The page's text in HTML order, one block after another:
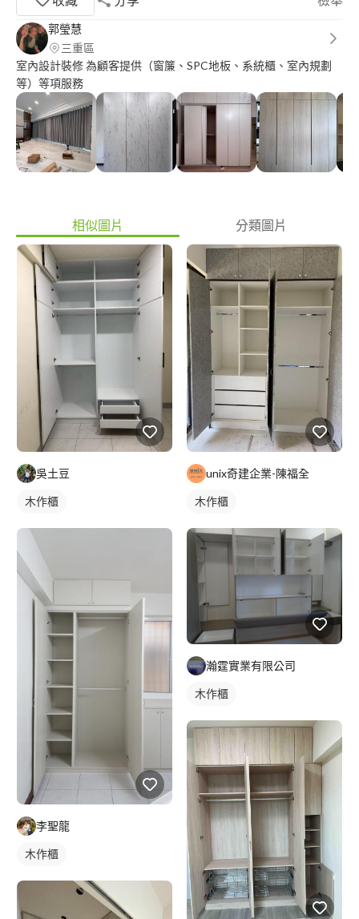
郭瑩慧
三重區
室內設計裝修 為顧客提供（窗簾、SPC地板、系統櫃、室內規劃
等）等項服務
相似圖片 分類圖片
吳土豆
木作櫃
李聖龍
木作櫃
unix奇建企業-陳福全
木作櫃
瀚霆實業有限公司
木作櫃